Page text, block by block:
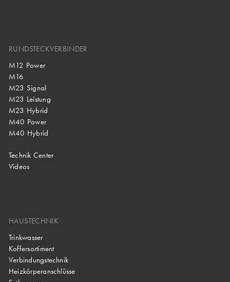
RUNDSTECKVERBINDER
M12 Power
M16
M23 Signal
M23 Leistung
M23 Hybrid
M40 Power
M40 Hybrid
Technik Center
Videos
HAUSTECHNIK
Trinkwasser
Koffersortiment
Verbindungstechnik
Heizkörperanschlüsse